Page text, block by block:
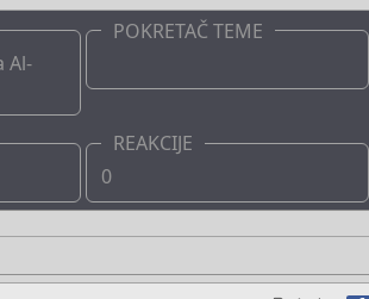
Al-
POKRETAČ TEME
REAKCIJE
0